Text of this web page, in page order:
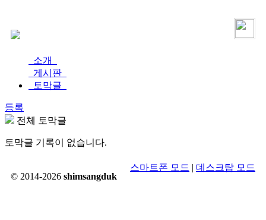
소개
게시판
토막글
등록
전체 토막글
토막글 기록이 없습니다.
© 2014-2026 shimsangduk
스마트폰 모드 | 데스크탑 모드